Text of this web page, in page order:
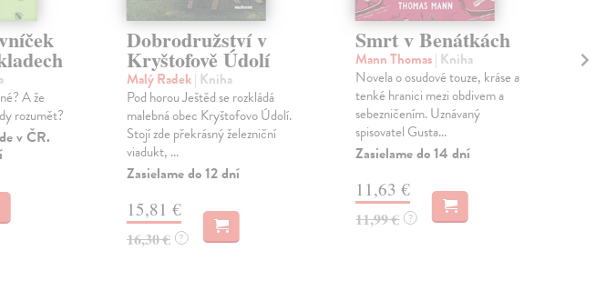
A že
rozumět?
v ČR.
Dobrodružství v
Kryštofově Údolí
Malý Radek| Kniha
Pod horou Ještěd se rozkládá
malebná obec Kryštofovo Údolí.
Stojí zde překrásný železniční
viadukt, ...
Zasielame do 12 dní
15,81 €
16,30 € ?
Smrt v Benátkách
Mann Thomas| Kniha
Novela o osudové touze, kráse a
tenké hranici mezi obdivem a
sebezničením. Uznávaný
spisovatel Gusta...
Zasielame do 14 dní
11,63 €
11,99 € ?
v